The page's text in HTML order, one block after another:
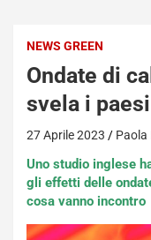
NEWS GREEN
Ondate di
svela i
27 Aprile 2023 Paola
Uno studio inglese
gli effetti delle
cosa vanno incontro